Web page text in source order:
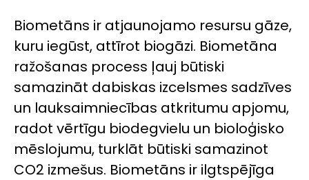
Biometāns ir atjaunojamo resursu gāze,
kuru iegūst, attīrot biogāzi. Biometāna
ražošanas process ļauj būtiski
samazināt dabiskas izcelsmes sadzīves
un lauksaimniecības atkritumu apjomu,
radot vērtīgu biodegvielu un bioloģisko
mēslojumu, turklāt būtiski samazinot
CO2 izmešus. Biometāns ir ilgtspējīga